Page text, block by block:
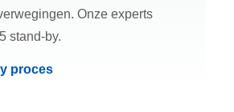
Onze experts
stand-by.
proces